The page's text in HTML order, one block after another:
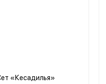
«Кесадилья»